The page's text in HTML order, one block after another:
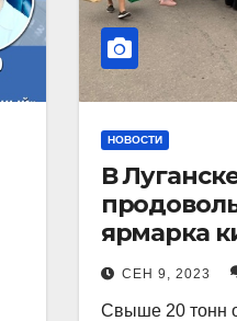
НОВОСТИ
В
ярмарка
СЕН 9, 2023
Свыше 20 тонн